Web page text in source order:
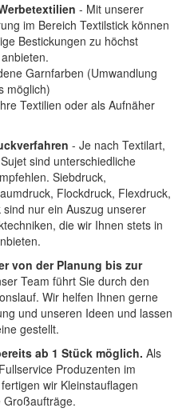
- Mit unserer
im Bereich Textilstick können
Bestickungen zu höchst
Garnfarben (Umwandlung
möglich)
Textilien oder als Aufnäher
- Je nach Textilart,
sind unterschiedliche
Siebdruck,
Flockdruck, Flexdruck,
nur ein Auszug unserer
die wir Ihnen stets in
von der Planung bis zur
Team führt Sie durch den
Wir helfen Ihnen gerne
und unseren Ideen und lassen
gestellt.
ab 1 Stück möglich. Als
Produzenten im
wir Kleinstauflagen
Großaufträge.